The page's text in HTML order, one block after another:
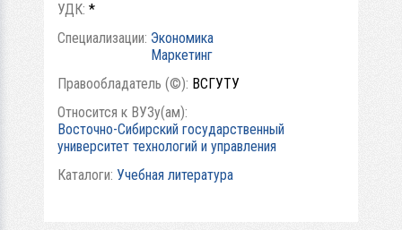
УДК: *
Специализации: Экономика
Маркетинг
Правообладатель (©): ВСГУТУ
Относится к ВУЗу(ам):
Восточно-Сибирский государственный
университет технологий и управления
Каталоги: Учебная литература